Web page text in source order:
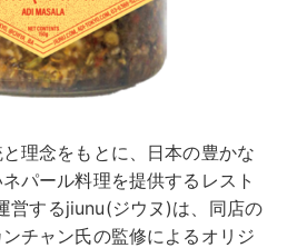
理念をもとに、日本の豊かな
パール料理を提供するレスト
営するjiunu(ジウヌ)は、同店の
チャン氏の監修によるオリジ